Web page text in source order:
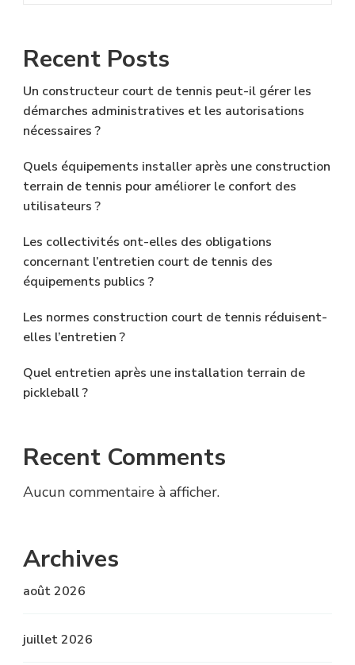
Recent Posts
Un constructeur court de tennis peut-il gérer les
démarches administratives et les autorisations
nécessaires ?
Quels équipements installer après une construction
terrain de tennis pour améliorer le confort des
utilisateurs ?
Les collectivités ont-elles des obligations
concernant l’entretien court de tennis des
équipements publics ?
Les normes construction court de tennis réduisent-
elles l’entretien ?
Quel entretien après une installation terrain de
pickleball ?
Recent Comments
Aucun commentaire à afficher.
Archives
août 2026
juillet 2026